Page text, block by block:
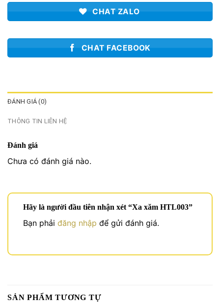
CHAT ZALO
CHAT FACEBOOK
ĐÁNH GIÁ (0)
THÔNG TIN LIÊN HỆ
Đánh giá
Chưa có đánh giá nào.
Hãy là người đầu tiên nhận xét “Xa xăm HTL003”
Bạn phải đăng nhập để gửi đánh giá.
SẢN PHẨM TƯƠNG TỰ